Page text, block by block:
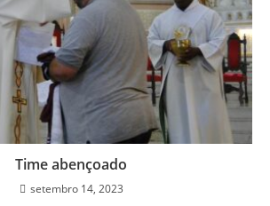
Time abençoado
setembro 14, 2023